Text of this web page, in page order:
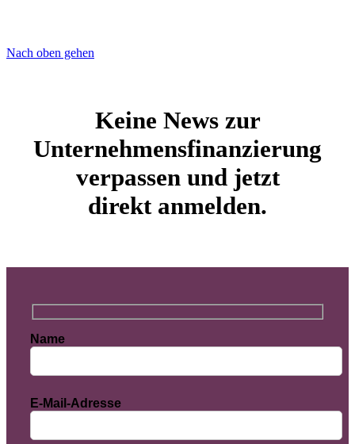
Nach oben gehen
Keine News zur
Unternehmensfinanzierung
verpassen und jetzt
direkt anmelden.
Name
E-Mail-Adresse